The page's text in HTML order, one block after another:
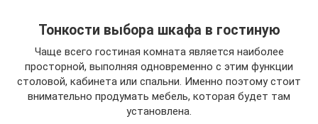
Тонкости выбора шкафа в гостиную
Чаще всего гостиная комната является наиболее
просторной, выполняя одновременно с этим функции
столовой, кабинета или спальни. Именно поэтому стоит
внимательно продумать мебель, которая будет там
установлена.